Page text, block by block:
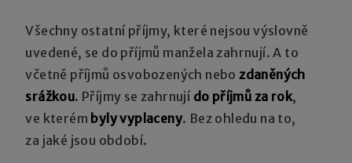
Všechny ostatní příjmy, které nejsou výslovně
uvedené, se do příjmů manžela zahrnují. A to
včetně příjmů osvobozených nebo zdaněných
srážkou. Příjmy se zahrnují do příjmů za rok,
ve kterém byly vyplaceny. Bez ohledu na to,
za jaké jsou období.